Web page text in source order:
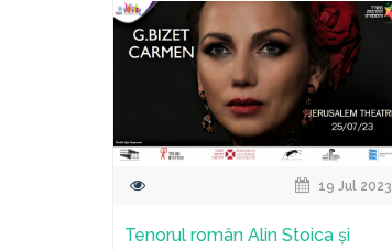
19 Jul 2023
Tenorul român Alin Stoica și